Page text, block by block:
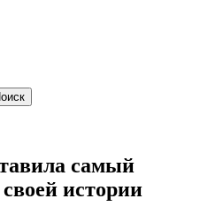
самый
истории